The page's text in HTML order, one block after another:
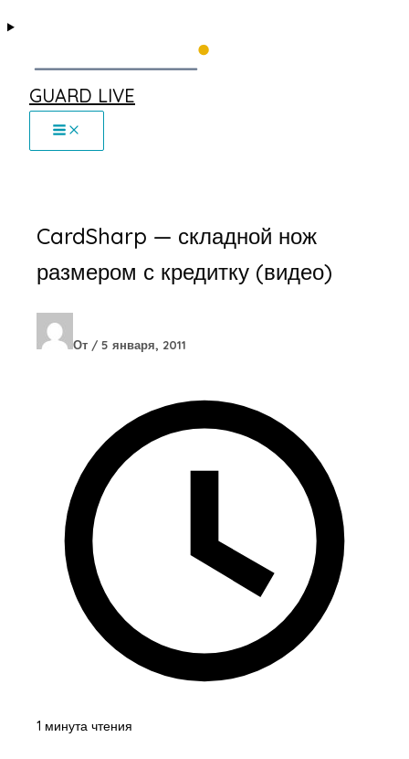
GUARD LIVE
CardSharp — складной нож
размером с кредитку (видео)
От / 5 января, 2011
1 минута чтения